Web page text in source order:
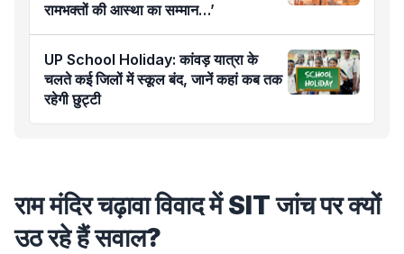
रामभक्तों की आस्था का सम्मान…’
UP School Holiday: कांवड़ यात्रा के
चलते कई जिलों में स्कूल बंद, जानें कहां कब तक
रहेगी छुट्टी
राम मंदिर चढ़ावा विवाद में SIT जांच पर क्यों
उठ रहे हैं सवाल?